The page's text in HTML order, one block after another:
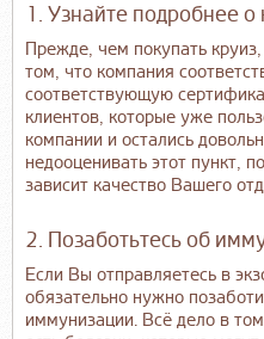
1. Узнайте подробнее
Прежде, чем покупать
том, что компания
соответствующую
клиентов, которые уже
компании и остались
недооценивать этот пункт,
зависит качество Вашего
2. Позаботьтесь об
Если Вы отправляетесь в
обязательно нужно
иммунизации. Всё дело в